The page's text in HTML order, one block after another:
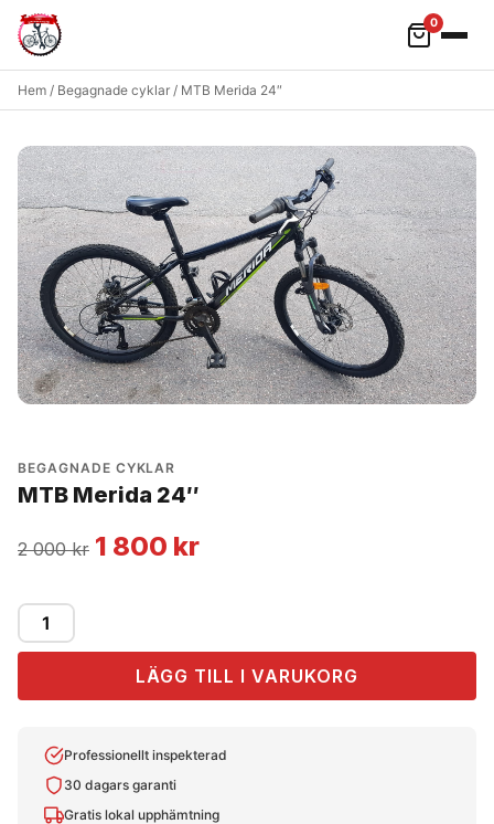
Hoppa till innehåll
0
Hem / Begagnade cyklar / MTB Merida 24″
BEGAGNADE CYKLAR
MTB Merida 24″
2 000kr Det
var:
000
kr.
1 800 krDet
är:
800
MTB
LÄGG TILL I VARUKORG
Professionellt inspekterad
30 dagars garanti
Gratis lokal upphämtning